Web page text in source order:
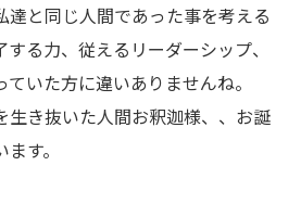
達と同じ人間であった事を考える
る力、従えるリーダーシップ、
いた方に違いありませんね。
生き抜いた人間お釈迦様、、お誕
す。